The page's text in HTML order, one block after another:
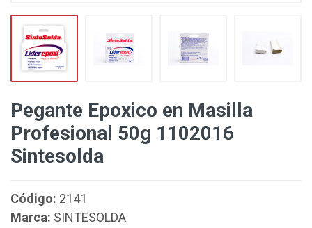
Pegante Epoxico en Masilla
Profesional 50g 1102016
Sintesolda
Código: 2141
Marca: SINTESOLDA